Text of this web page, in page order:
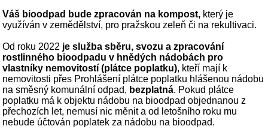
Váš bioodpad bude zpracován na kompost, který je
využíván v zemědělství, pro pražskou zeleň či na rekultivaci.
Od roku 2022 je služba sběru, svozu a zpracování
rostlinného bioodpadu v hnědých nádobách pro
vlastníky nemovitostí (plátce poplatku), kteří mají k
nemovitosti přes Prohlášení plátce poplatku hlášenou nádobu
na směsný komunální odpad, bezplatná. Pokud plátce
poplatku má k objektu nádobu na bioodpad objednanou z
přechozích let, nemusí nic měnit a od letošního roku mu
nebude účtován poplatek za nádobu na bioodpad.